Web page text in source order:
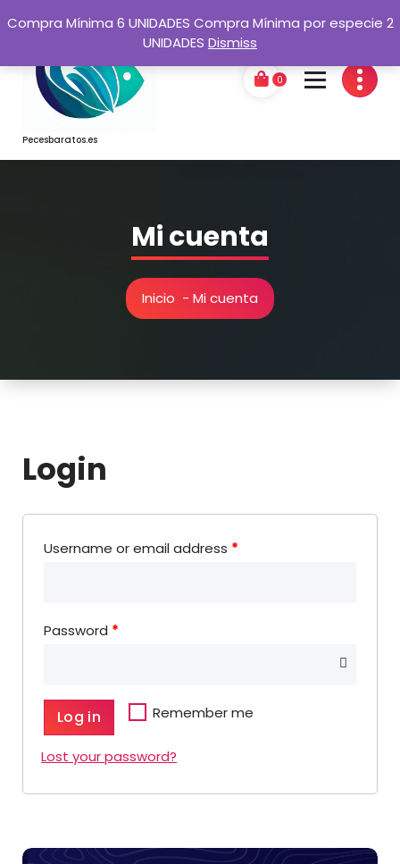
al
Pecesbaratos.es
0
Mi cuenta
Inicio - Mi cuenta
Login
Username or email address *
Password *
Remember me
Log in
Lost your password?
Compra Mínima 6 UNIDADES Compra Mínima por especie 2
UNIDADES Dismiss